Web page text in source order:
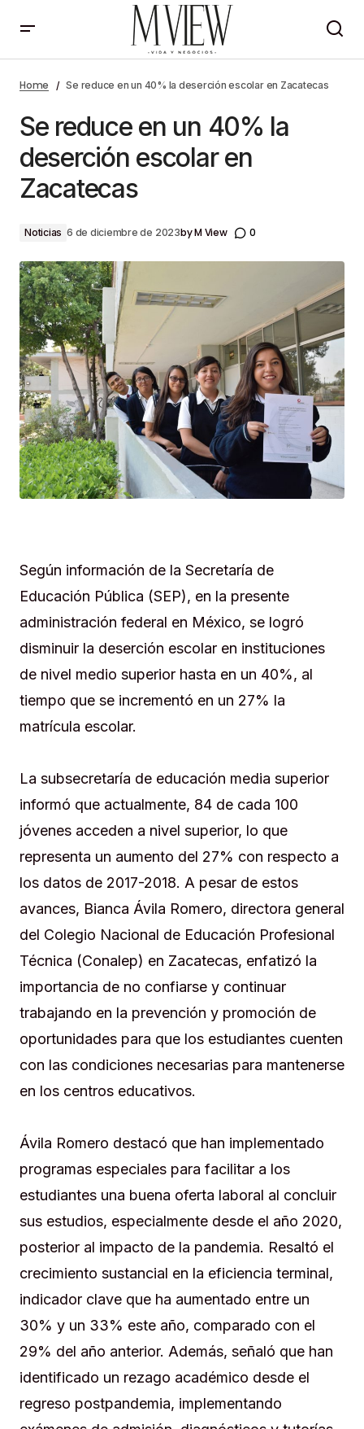
Zacatecas
Home Se reduce en un 40% la deserción escolar en Zacatecas
Se reduce en un 40% la
deserción escolar en
Zacatecas
Noticias 6 de diciembre de 2023byM View 0
Según información de la Secretaría de
Educación Pública (SEP), en la presente
administración federal en México, se logró
disminuir la deserción escolar en instituciones
de nivel medio superior hasta en un 40%, al
tiempo que se incrementó en un 27% la
matrícula escolar.
La subsecretaría de educación media superior
informó que actualmente, 84 de cada 100
jóvenes acceden a nivel superior, lo que
representa un aumento del 27% con respecto a
los datos de 2017-2018. A pesar de estos
avances, Bianca Ávila Romero, directora general
del Colegio Nacional de Educación Profesional
Técnica (Conalep) en Zacatecas, enfatizó la
importancia de no confiarse y continuar
trabajando en la prevención y promoción de
oportunidades para que los estudiantes cuenten
con las condiciones necesarias para mantenerse
en los centros educativos.
Ávila Romero destacó que han implementado
programas especiales para facilitar a los
estudiantes una buena oferta laboral al concluir
sus estudios, especialmente desde el año 2020,
posterior al impacto de la pandemia. Resaltó el
crecimiento sustancial en la eficiencia terminal,
indicador clave que ha aumentado entre un
30% y un 33% este año, comparado con el
29% del año anterior. Además, señaló que han
identificado un rezago académico desde el
regreso postpandemia, implementando